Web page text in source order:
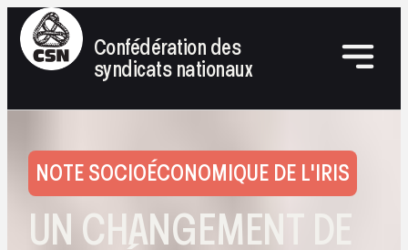
Confédération des
syndicats nationaux
NOTE SOCIOÉCONOMIQUE DE L'IRIS
UN CHANGEMENT DE